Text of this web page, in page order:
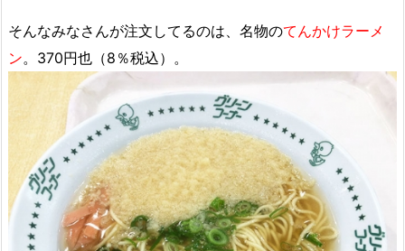
そんなみなさんが注文してるのは、名物のてんかけラーメ
ン。370円也（8％税込）。